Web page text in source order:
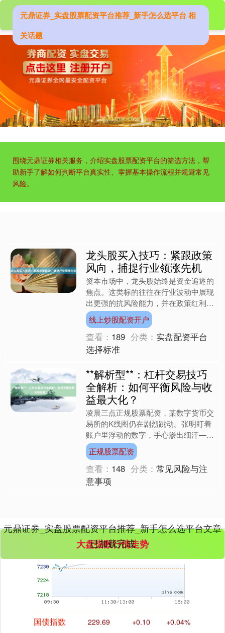
围绕元鼎证券相关服务，介绍实盘股票配资平台的筛选方法，帮
助新手了解如何判断平台真实性、掌握基本操作流程并规避常见
风险。
元鼎证券_实盘股票配资平台推荐_新手怎么选平台 相
关话题
龙头股买入技巧：紧跟政策
风向，捕捉行业领涨先机
资本市场中，龙头股始终是资金追逐的
焦点。这类标的往往在行业波动中展现
出更强的抗风险能力，并在政策红利释
放时率先受益，成为引领板块上涨
的“风向标”。但如何精准捕捉....
线上炒股配资开户
查看： 189 分类： 实盘配资平台
选择标准
**解析型**：杠杆交易技巧
全解析：如何平衡风险与收
益最大化？
凌晨三点正规股票配资，某数字货币交
易所的K线图仍在剧烈跳动。张明盯着
账户里浮动的数字，手心渗出细汗——
他刚用5倍杠杆做多比特币，价格每波
动1%就意味着本金5%的....
正规股票配资
查看： 148 分类：常见风险与注
意事项
元鼎证券_实盘股票配资平台推荐_新手怎么选平台文章
已加载完成
大盘指数行情走势
上证综指 3940.04 +39.68 +1.02%
深证成指 14311.01 +200.89 +1.42%
1134.24 +11.37
3563.12 +47.56 +1.35%
7242.10 +12.30